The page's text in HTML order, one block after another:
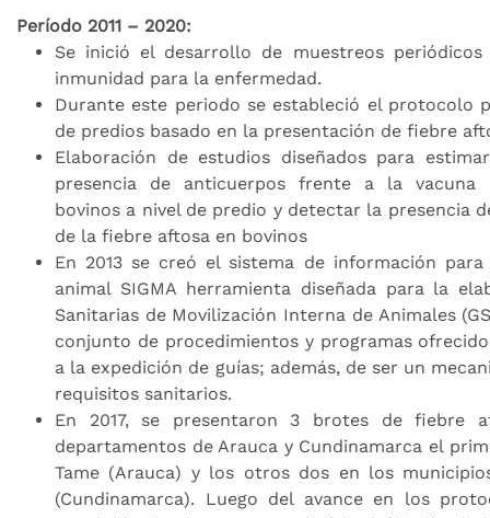
Período 2011 – 2020:
Se inició el desarrollo de muestreos
inmunidad para la enfermedad.
Durante este periodo se estableció el protocolo
de predios basado en la presentación de fiebre
Elaboración de estudios diseñados para
presencia de anticuerpos frente a la vacuna
bovinos a nivel de predio y detectar la presencia
de la fiebre aftosa en bovinos
En 2013 se creó el sistema de información
animal SIGMA herramienta diseñada para la
Sanitarias de Movilización Interna de Animales
conjunto de procedimientos y programas
a la expedición de guías; además, de ser un
requisitos sanitarios.
En 2017, se presentaron 3 brotes de fiebre
departamentos de Arauca y Cundinamarca el
Tame (Arauca) y los otros dos en los
(Cundinamarca). Luego del avance en los